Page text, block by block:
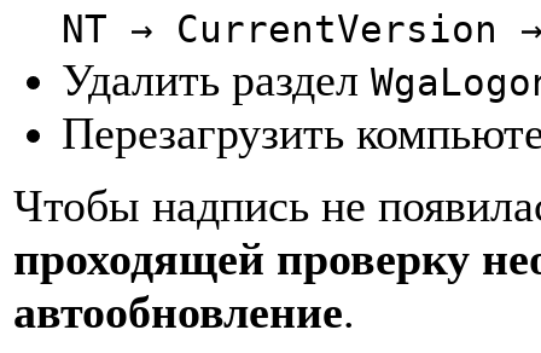
NT → CurrentVersion
Удалить раздел
Перезагрузить
Чтобы надпись не
проходящей проверку
автообновление.